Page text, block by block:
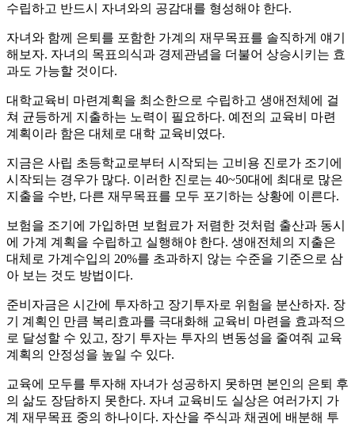
수립하고 반드시 자녀와의 공감대를 형성해야 한다.
자녀와 함께 은퇴를 포함한 가계의 재무목표를 솔직하게 얘기
해보자. 자녀의 목표의식과 경제관념을 더불어 상승시키는 효
과도 가능할 것이다.
대학교육비 마련계획을 최소한으로 수립하고 생애전체에 걸
쳐 균등하게 지출하는 노력이 필요하다. 예전의 교육비 마련
계획이라 함은 대체로 대학 교육비였다.
지금은 사립 초등학교로부터 시작되는 고비용 진로가 조기에
시작되는 경우가 많다. 이러한 진로는 40~50대에 최대로 많은
지출을 수반, 다른 재무목표를 모두 포기하는 상황에 이른다.
보험을 조기에 가입하면 보험료가 저렴한 것처럼 출산과 동시
에 가계 계획을 수립하고 실행해야 한다. 생애전체의 지출은
대체로 가계수입의 20%를 초과하지 않는 수준을 기준으로 삼
아 보는 것도 방법이다.
준비자금은 시간에 투자하고 장기투자로 위험을 분산하자. 장
기 계획인 만큼 복리효과를 극대화해 교육비 마련을 효과적으
로 달성할 수 있고, 장기 투자는 투자의 변동성을 줄여줘 교육
계획의 안정성을 높일 수 있다.
교육에 모두를 투자해 자녀가 성공하지 못하면 본인의 은퇴 후
의 삶도 장담하지 못한다. 자녀 교육비도 실상은 여러가지 가
계 재무목표 중의 하나이다. 자산을 주식과 채권에 배분해 투